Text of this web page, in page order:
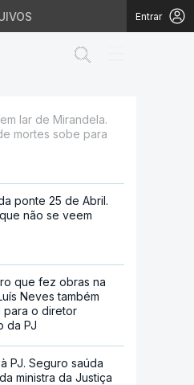
Entrar
para sete
lar de Mirandela.
mortes sobe para
ponte 25 de Abril.
não se veem
que fez obras na
Neves também
para o diretor
da PJ
PJ. Seguro saúda
ministra da Justiça